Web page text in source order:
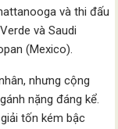
và thi đấu
và Saudi
(Mexico).
nhưng cộng
nặng đáng kể.
tốn kém bậc